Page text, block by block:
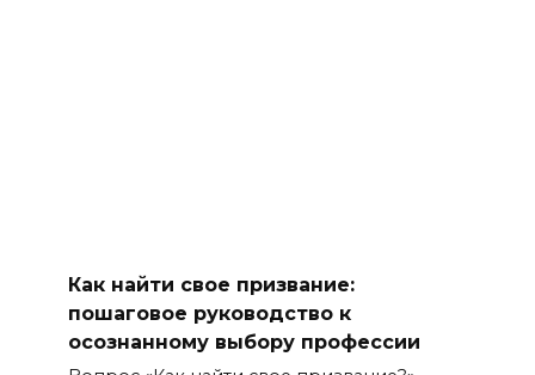
Как найти свое призвание:
пошаговое руководство к
осознанному выбору профессии